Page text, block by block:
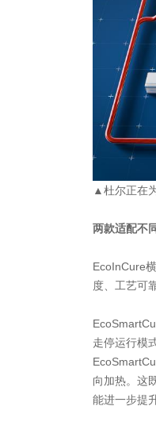
▲杜尔正在
两款适配不
EcoInCure
度、工艺可
走停运行模
向加热。这
能进一步提